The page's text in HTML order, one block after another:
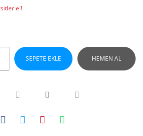
SEPETE EKLE HEMEN AL